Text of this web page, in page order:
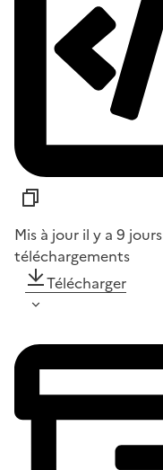
Mis à jour il y a 9 jours
téléchargements
Télécharger